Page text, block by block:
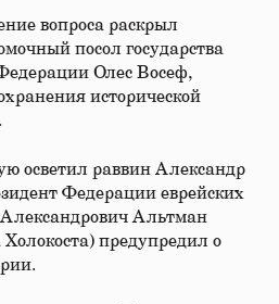
вопроса раскрыл
посол государства
Олес Восеф,
исторической
осветил раввин Александр
Федерации еврейских
Альтман
предупредил о